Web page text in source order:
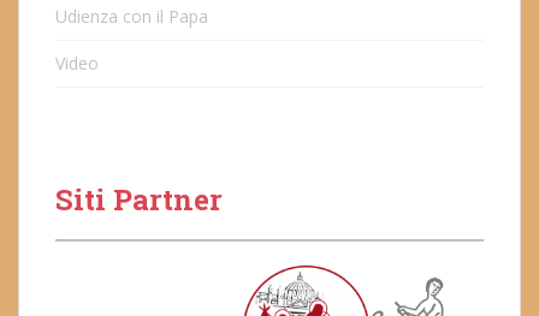
Udienza con il Papa
Video
Siti Partner